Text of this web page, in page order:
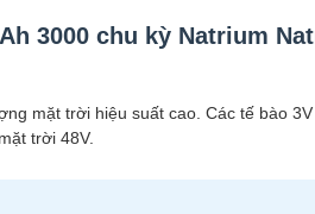
3000 chu kỳ Natrium
mặt trời hiệu suất cao. Các tế bào
trời 48V.